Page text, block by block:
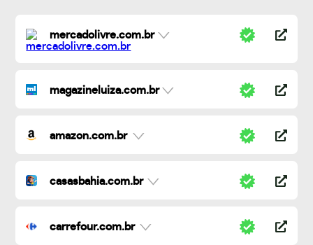
mercadolivre.com.br
magazineluiza.com.br
amazon.com.br
casasbahia.com.br
carrefour.com.br